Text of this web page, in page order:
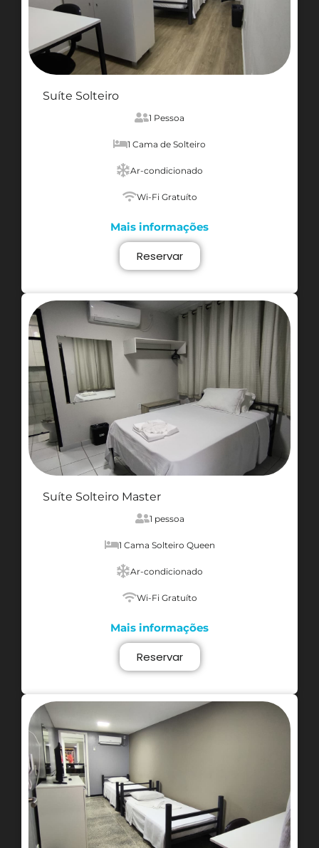
Suíte Solteiro
1 Pessoa
1 Cama de Solteiro
Ar-condicionado
Wi-Fi Gratuíto
Mais informações
Reservar
Suíte Solteiro Master
1 pessoa
1 Cama Solteiro Queen
Ar-condicionado
Wi-Fi Gratuíto
Mais informações
Reservar